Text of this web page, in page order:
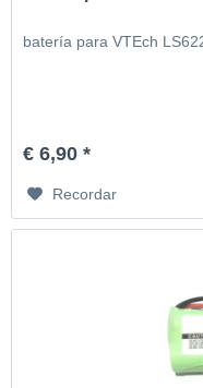
batería para VTEch
€ 6,90 *
Recordar